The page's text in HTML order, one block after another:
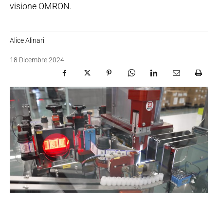
visione OMRON.
Alice Alinari
18 Dicembre 2024